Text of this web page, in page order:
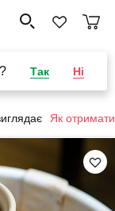
Так Ні
Як отримати